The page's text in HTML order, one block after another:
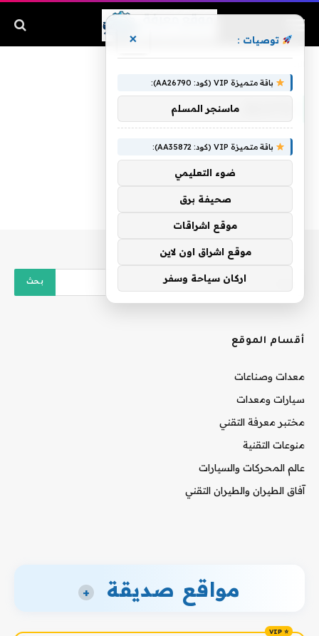
أقسام الموقع
معدات وصناعات
سيارات ومعدات
مختبر معرفة التقني
منوعات التقنية
عالم المحركات والسيارات
آفاق الطيران والطيران التقني
مواقع صديقة +
توصيات : ×
باقة متميزة VIP (كود: AA26790):
ماسنجر المسلم
باقة متميزة VIP (كود: AA35872):
ضوء التعليمي
صحيفة برق
موقع اشراقات
موقع اشراق اون لاين
اركان سياحة وسفر